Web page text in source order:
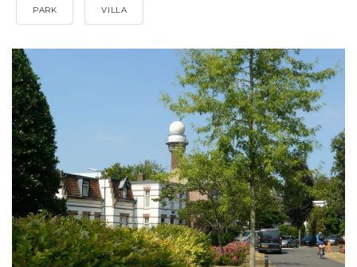
PARK VILLA